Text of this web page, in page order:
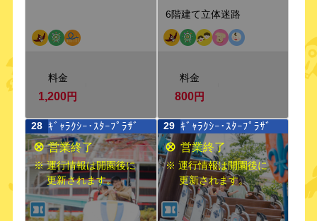
料金
1,200円
6階建て立体迷路
料金
800円
28 ｷﾞｬﾗｸｼｰ･ｽﾀｰﾌﾟﾗｻﾞ
※ 運行情報は開園後に
更新されます。
29 ｷﾞｬﾗｸｼｰ･ｽﾀｰﾌﾟﾗｻﾞ
※ 運行情報は開園後に
更新されます。